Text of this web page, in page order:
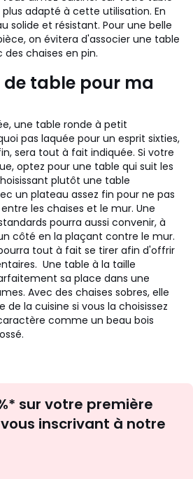
adapté à cette utilisation. En
solide et résistant. Pour une belle
on évitera d'associer une table
chaises en pin.
de table pour ma
une table ronde à petit
pas laquée pour un esprit sixties,
sera tout à fait indiquée. Si votre
optez pour une table qui suit les
plutôt une table
un plateau assez fin pour ne pas
les chaises et le mur. Une
pourra aussi convenir, à
côté en la plaçant contre le mur.
tout à fait se tirer afin d'offrir
Une table à la taille
sa place dans une
Avec des chaises sobres, elle
de la cuisine si vous la choisissez
comme un beau bois
newsletter
sur votre première
inscrivant à notre